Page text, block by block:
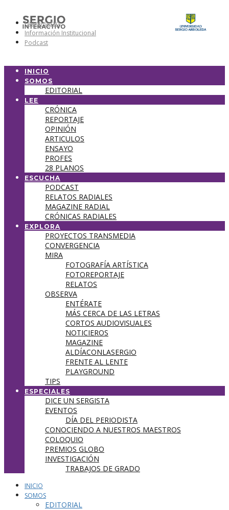
Universidad
Información Institucional
Podcast
INICIO
SOMOS
EDITORIAL
LEE
CRÓNICA
REPORTAJE
OPINIÓN
ARTICULOS
ENSAYO
PROFES
28 PLANOS
ESCUCHA
PODCAST
RELATOS RADIALES
MAGAZINE RADIAL
CRÓNICAS RADIALES
EXPLORA
PROYECTOS TRANSMEDIA
CONVERGENCIA
MIRA
FOTOGRAFÍA ARTÍSTICA
FOTOREPORTAJE
RELATOS
OBSERVA
ENTÉRATE
MÁS CERCA DE LAS LETRAS
CORTOS AUDIOVISUALES
NOTICIEROS
MAGAZINE
ALDÍACONLASERGIO
FRENTE AL LENTE
PLAYGROUND
TIPS
ESPECIALES
DICE UN SERGISTA
EVENTOS
DÍA DEL PERIODISTA
CONOCIENDO A NUESTROS MAESTROS
COLOQUIO
PREMIOS GLOBO
INVESTIGACIÓN
TRABAJOS DE GRADO
INICIO
SOMOS
EDITORIAL